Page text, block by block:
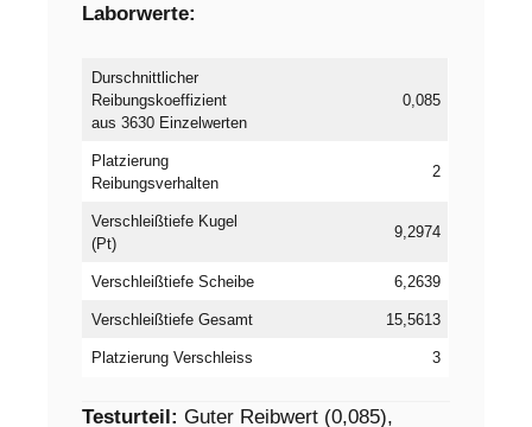
Laborwerte:
Durschnittlicher
Reibungskoeffizient
aus 3630 Einzelwerten
0,085
Platzierung
Reibungsverhalten
2
Verschleißtiefe Kugel
(Pt)
9,2974
Verschleißtiefe Scheibe 6,2639
Verschleißtiefe Gesamt 15,5613
Platzierung Verschleiss 3
Testurteil: Guter Reibwert (0,085),